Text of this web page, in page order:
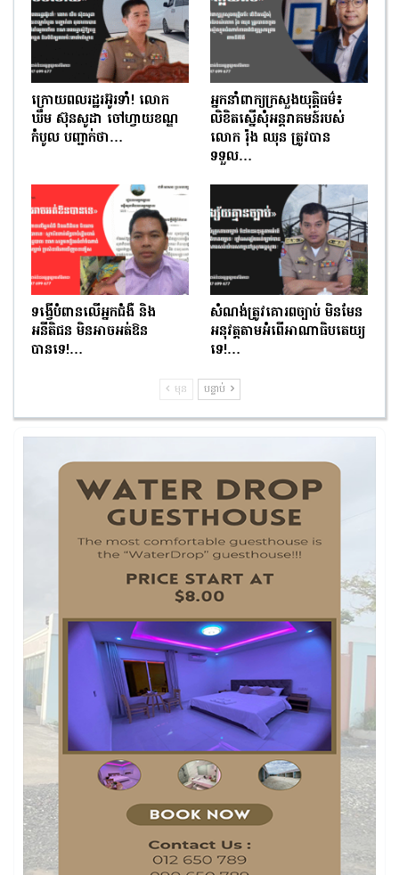
ក្រោយពលរដ្ឋរអ៊ូរទាំ! លោក
ឃឹម ស៊ុនសូដា ចៅហ្វាយខណ្ឌ
កំបូល បញ្ជាក់ថា…
អ្នកនាំពាក្យក្រសួងយុត្តិធម៌៖
លិខិតស្នើសុំអន្តរាគមន៍របស់
លោក រ៉ុង ឈុន ត្រូវបាន
ទទួល…
ទង្វើបំពានលើអ្នកជំងឺ និង
អនីតិជន មិនអាចអត់ឱន
បានទេ!…
សំណង់ត្រូវគោរពច្បាប់ មិនមែន
អនុវត្តតាមអំពើអាណាធិបតេយ្យ
ទេ!…
មុន បន្ទាប់